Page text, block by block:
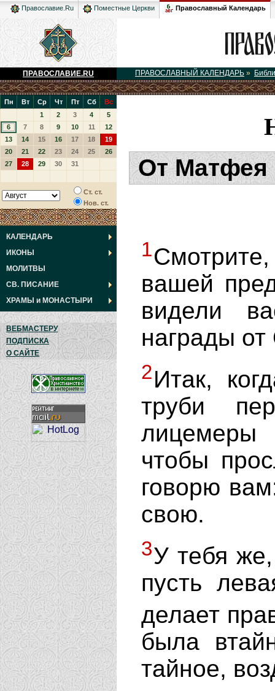
Православие.Ru Поместные Церкви Православный Календарь
ПРАВОСЛАВИЕ.RU ПРАВОСЛАВНЫЙ КАЛЕНДАРЬ »
Пн Вт Ср Чт Пт Сб
Вс
1
2 3 4
5
6
7 8 9 10 11
12
13
14 15 16 17 18
19
20
21 22 23 24 25
26
27
28 29 30 31
Ст. ст.
Нов. ст.
КАЛЕНДАРЬ
ИКОНЫ
МОЛИТВЫ
СВ. ПИСАНИЕ
ХРАМЫ и МОНАСТЫРИ
ВЕБМАСТЕРУ
ПОДПИСКА
О САЙТЕ
От Матфея
1
вашей
видели
награды
2Итак,
труби
лицемеры
чтобы
говорю
свою.
3У тебя
пусть
делает
была
тайное,